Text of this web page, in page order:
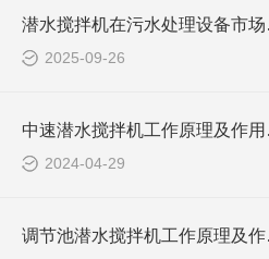
潜
2025-09-26
中速
2024-04-29
调节